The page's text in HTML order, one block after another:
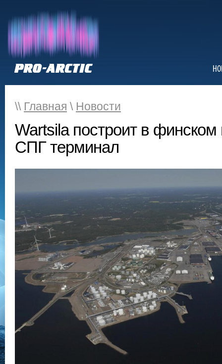
\\ Главная \ Новости
Wartsila построит в
СПГ терминал